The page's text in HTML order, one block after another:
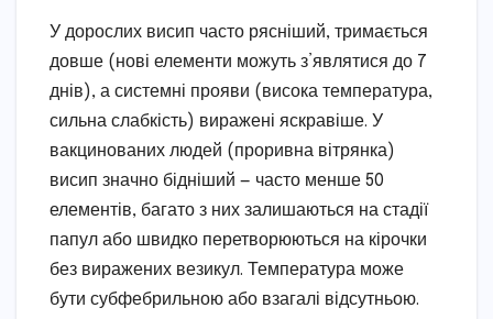
У дорослих висип часто рясніший, тримається
довше (нові елементи можуть з’являтися до 7
днів), а системні прояви (висока температура,
сильна слабкість) виражені яскравіше. У
вакцинованих людей (проривна вітрянка)
висип значно бідніший — часто менше 50
елементів, багато з них залишаються на стадії
папул або швидко перетворюються на кірочки
без виражених везикул. Температура може
бути субфебрильною або взагалі відсутньою.